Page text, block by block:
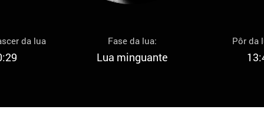
da lua Fase da lua:
Lua minguante
Pôr da